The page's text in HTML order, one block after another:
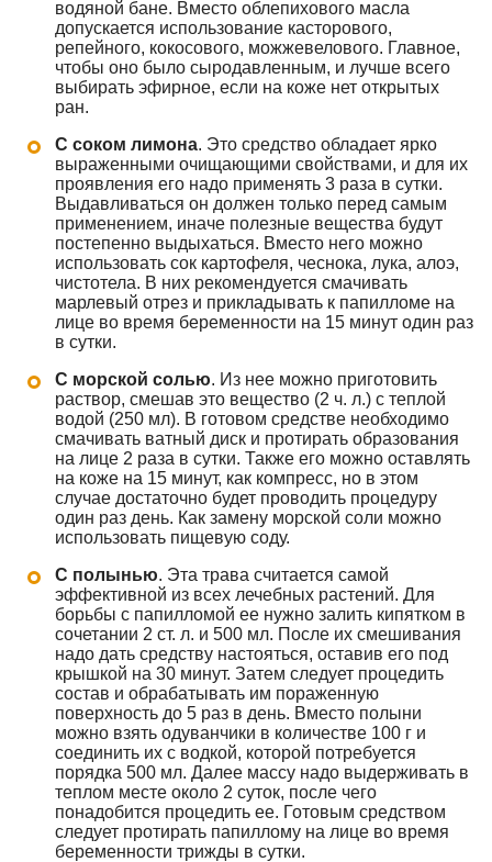
водяной бане. Вместо облепихового масла
допускается использование касторового,
репейного, кокосового, можжевелового. Главное,
чтобы оно было сыродавленным, и лучше всего
выбирать эфирное, если на коже нет открытых
ран.
С соком лимона. Это средство обладает ярко
выраженными очищающими свойствами, и для их
проявления его надо применять 3 раза в сутки.
Выдавливаться он должен только перед самым
применением, иначе полезные вещества будут
постепенно выдыхаться. Вместо него можно
использовать сок картофеля, чеснока, лука, алоэ,
чистотела. В них рекомендуется смачивать
марлевый отрез и прикладывать к папилломе на
лице во время беременности на 15 минут один раз
в сутки.
С морской солью. Из нее можно приготовить
раствор, смешав это вещество (2 ч. л.) с теплой
водой (250 мл). В готовом средстве необходимо
смачивать ватный диск и протирать образования
на лице 2 раза в сутки. Также его можно оставлять
на коже на 15 минут, как компресс, но в этом
случае достаточно будет проводить процедуру
один раз день. Как замену морской соли можно
использовать пищевую соду.
С полынью. Эта трава считается самой
эффективной из всех лечебных растений. Для
борьбы с папилломой ее нужно залить кипятком в
сочетании 2 ст. л. и 500 мл. После их смешивания
надо дать средству настояться, оставив его под
крышкой на 30 минут. Затем следует процедить
состав и обрабатывать им пораженную
поверхность до 5 раз в день. Вместо полыни
можно взять одуванчики в количестве 100 г и
соединить их с водкой, которой потребуется
порядка 500 мл. Далее массу надо выдерживать в
теплом месте около 2 суток, после чего
понадобится процедить ее. Готовым средством
следует протирать папиллому на лице во время
беременности трижды в сутки.